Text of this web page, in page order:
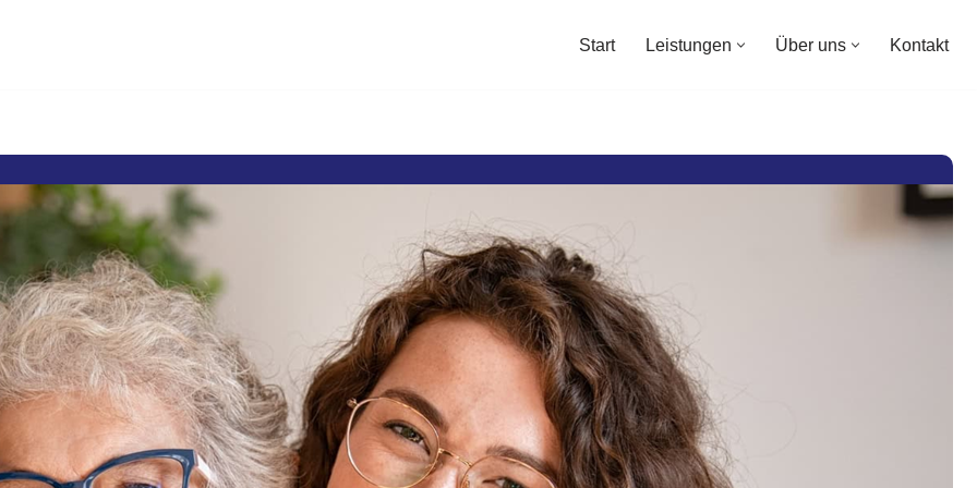
Start Leistungen Über uns Kontakt